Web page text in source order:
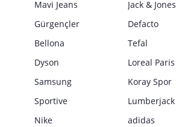
Mavi Jeans
Jack & Jones
Gürgençler
Defacto
Bellona
Tefal
Dyson
Loreal Paris
Samsung
Koray Spor
Sportive
Lumberjack
Nike
adidas